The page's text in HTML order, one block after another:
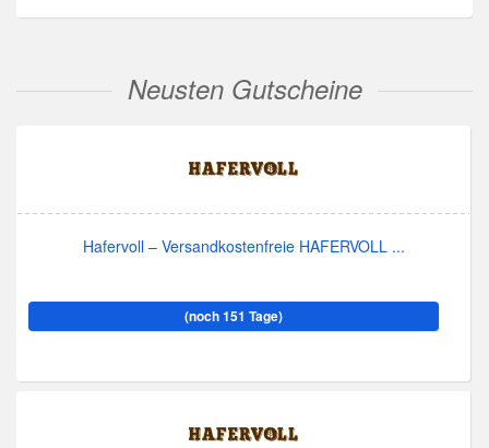
Neusten Gutscheine
Hafervoll – Versandkostenfreie HAFERVOLL ...
(noch 151 Tage)